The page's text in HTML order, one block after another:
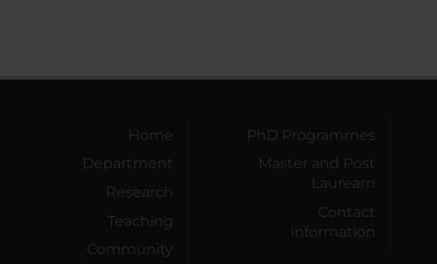
Home
Department
Research
Teaching
Community
PhD Programmes
Master and Post
Lauream
Contact
information